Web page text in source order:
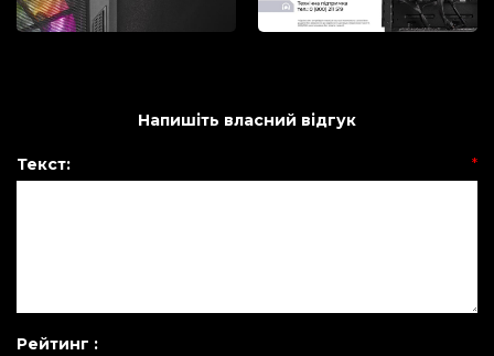
Напишіть власний відгук
Текст: *
Рейтинг :